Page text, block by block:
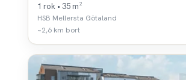
1 rok • 35 m²
HSB Mellersta Götaland
~2,6 km bort